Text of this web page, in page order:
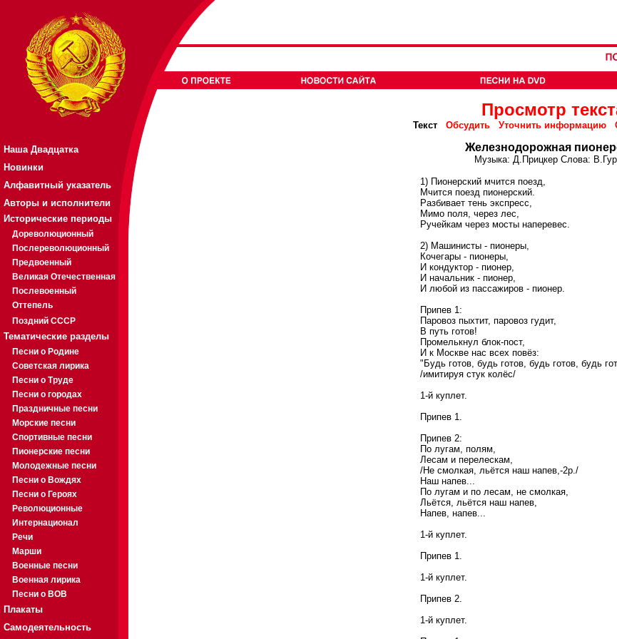
Наша Двадцатка
Новинки
Алфавитный указатель
Авторы и исполнители
Исторические периоды
Дореволюционный
Послереволюционный
Предвоенный
Великая Отечественная
Послевоенный
Оттепель
Поздний СССР
Тематические разделы
Песни о Родине
Советская лирика
Песни о Труде
Песни о городах
Праздничные песни
Морские песни
Спортивные песни
Пионерские песни
Молодежные песни
Песни о Вождях
Песни о Героях
Революционные
Интернационал
Речи
Марши
Военные песни
Военная лирика
Песни о ВОВ
Плакаты
Самодеятельность
Просмотр
Текст Обсудить Уточнить информацию
Железнодорожная
Музыка: Д.Прицкер Слова:
1) Пионерский мчится поезд,
Мчится поезд пионерский.
Разбивает тень экспресс,
Мимо поля, через лес,
Ручейкам через мосты наперевес.
2) Машинисты - пионеры,
Кочегары - пионеры,
И кондуктор - пионер,
И начальник - пионер,
И любой из пассажиров - пионер.
Припев 1:
Паровоз пыхтит, паровоз гудит,
В путь готов!
Промелькнул блок-пост,
И к Москве нас всех повёз:
"Будь готов, будь готов, будь готов, будь
/имитируя стук колёс/
1-й куплет.
Припев 1.
Припев 2:
По лугам, полям,
Лесам и перелескам,
/Не смолкая, льётся наш напев,-2р./
Наш напев...
По лугам и по лесам, не смолкая,
Льётся, льётся наш напев,
Напев, напев...
1-й куплет.
Припев 1.
1-й куплет.
Припев 2.
1-й куплет.